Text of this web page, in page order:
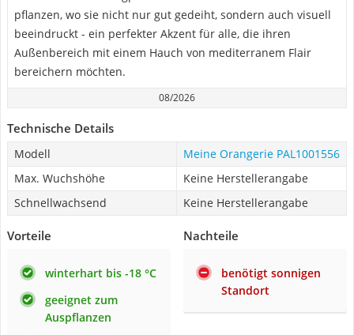
pflanzen, wo sie nicht nur gut gedeiht, sondern auch visuell
beeindruckt - ein perfekter Akzent für alle, die ihren
Außenbereich mit einem Hauch von mediterranem Flair
bereichern möchten.
08/2026
Technische Details
Modell
‎Meine Orangerie ‎PAL1001556
Max. Wuchshöhe
Keine Herstellerangabe
Schnellwachsend
Keine Herstellerangabe
Vorteile
winterhart bis -18 °C
geeignet zum
Auspflanzen
Nachteile
benötigt sonnigen
Standort